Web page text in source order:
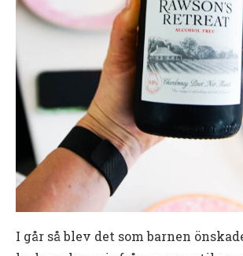
I går så blev det som barnen